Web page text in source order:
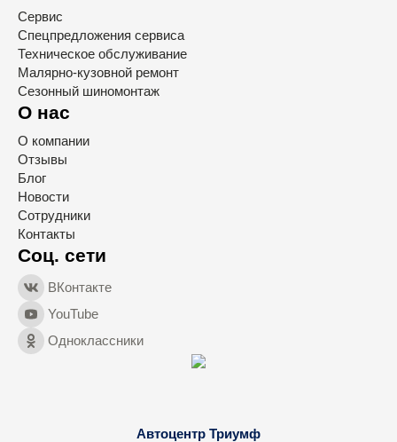
Сервис
Спецпредложения сервиса
Техническое обслуживание
Малярно-кузовной ремонт
Сезонный шиномонтаж
О нас
О компании
Отзывы
Блог
Новости
Сотрудники
Контакты
Соц. сети
ВКонтакте
YouTube
Одноклассники
Автоцентр Триумф